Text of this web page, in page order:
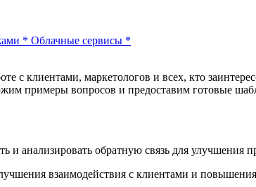
* Облачные сервисы *
с клиентами, маркетологов и всех, кто
примеры вопросов и предоставим готовые
и анализировать обратную связь для улучшения
взаимодействия с клиентами и